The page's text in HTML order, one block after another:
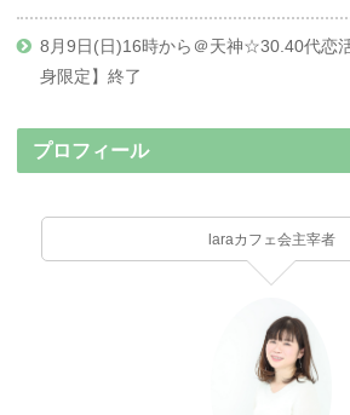
8月9日(日)16時から＠天神☆30.40代恋
身限定】終了
プロフィール
laraカフェ会主宰者